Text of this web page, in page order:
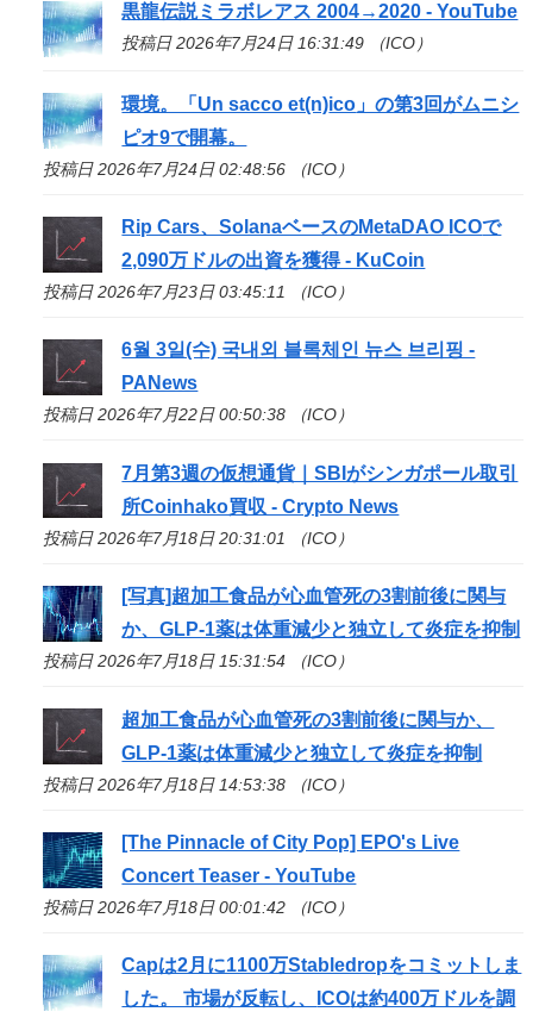
黒龍伝説ミラボレアス 2004→2020 - YouTube
投稿日 2026年7月24日 16:31:49 （ICO）
環境。「Un sacco et(n)ico 」の第3回がムニシ
ピオ9で開幕。
投稿日 2026年7月24日 02:48:56 （ICO）
Rip Cars、SolanaベースのMetaDAO ICOで
2,090万ドルの出資を獲得 - KuCoin
投稿日 2026年7月23日 03:45:11 （ICO）
6월 3일(수) 국내외 블록체인 뉴스 브리핑 -
PANews
投稿日 2026年7月22日 00:50:38 （ICO）
7月第3週の仮想通貨｜SBIがシンガポール取引
所Coinhako買収 - Crypto News
投稿日 2026年7月18日 20:31:01 （ICO）
[写真]超加工食品が心血管死の3割前後に関与
か、GLP-1薬は体重減少と独立して炎症を抑制
投稿日 2026年7月18日 15:31:54 （ICO）
超加工食品が心血管死の3割前後に関与か、
GLP-1薬は体重減少と独立して炎症を抑制
投稿日 2026年7月18日 14:53:38 （ICO）
[The Pinnacle of City Pop] EPO's Live
Concert Teaser - YouTube
投稿日 2026年7月18日 00:01:42 （ICO）
Capは2月に1100万Stabledropをコミットしま
した。 市場が反転し、
ICOは約400万ドルを調